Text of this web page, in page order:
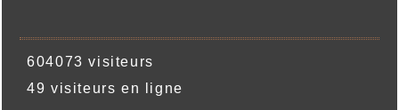
604073 visiteurs
49 visiteurs en ligne